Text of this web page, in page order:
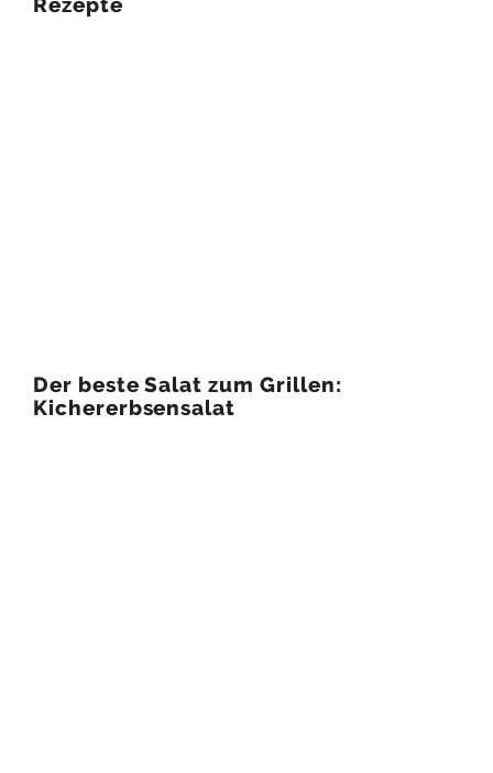
Der beste Salat zum Grillen:
Kichererbsensalat